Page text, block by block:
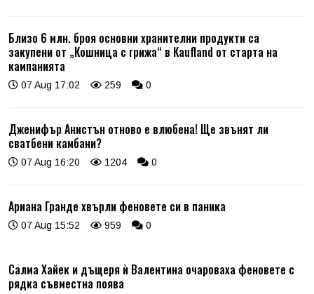
Близо 6 млн. броя основни хранителни продукти са
закупени от „Кошница с грижа“ в Kaufland от старта на
кампанията
07 Aug 17:02 259 0
Дженифър Анистън отново е влюбена! Ще звънят ли
сватбени камбани?
07 Aug 16:20 1204 0
Ариана Гранде хвърли феновете си в паника
07 Aug 15:52 959 0
Салма Хайек и дъщеря ѝ Валентина очароваха феновете с
рядка съвместна поява